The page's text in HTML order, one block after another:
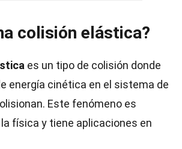
colisión elástica?
es un tipo de colisión donde
energía cinética en el sistema de
Este fenómeno es
física y tiene aplicaciones en